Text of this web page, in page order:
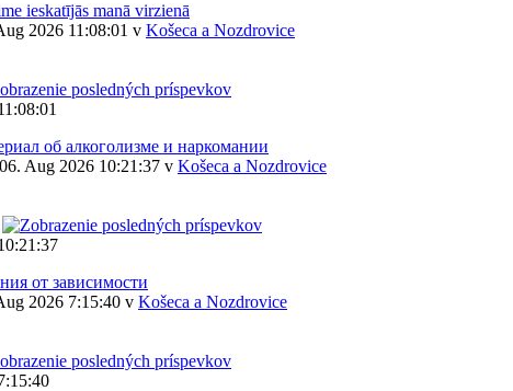
ieskatījās manā virzienā
2026 11:08:01 v Košeca a Nozdrovice
об алкоголизме и наркомании
Aug 2026 10:21:37 v Košeca a Nozdrovice
от зависимости
2026 7:15:40 v Košeca a Nozdrovice